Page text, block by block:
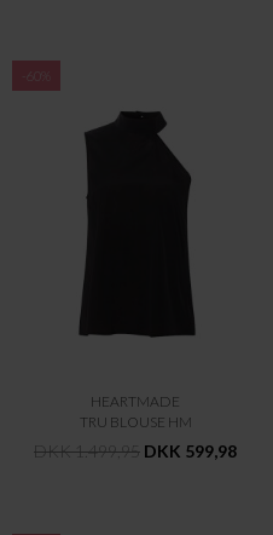
-60%
HEARTMADE
TRU BLOUSE HM
DKK 1.499,95 DKK 599,98